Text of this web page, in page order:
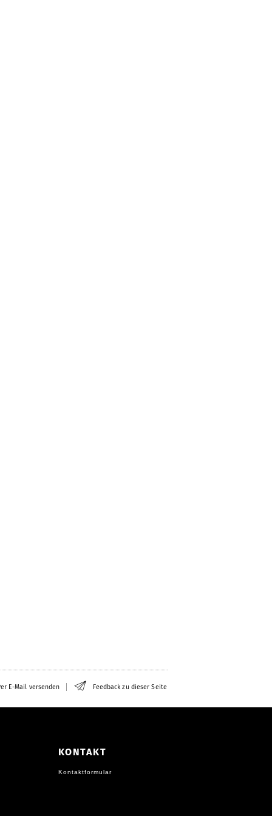
E-Mail versenden Feedback zu dieser Seite
KONTAKT
Kontaktformular